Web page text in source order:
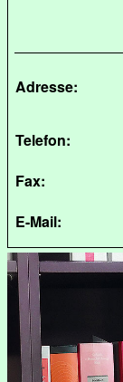
Adresse:
Telefon:
Fax:
E-Mail: